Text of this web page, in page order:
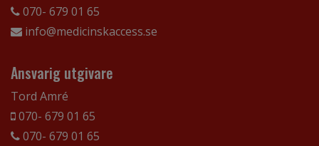
070- 679 01 65
info@medicinskaccess.se
Ansvarig utgivare
Tord Amré
070- 679 01 65
070- 679 01 65